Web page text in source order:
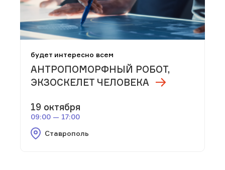
будет интересно всем
АНТРОПОМОРФНЫЙ РОБОТ,
ЭКЗОСКЕЛЕТ ЧЕЛОВЕКА
19 октября
09:00 — 17:00
Ставрополь